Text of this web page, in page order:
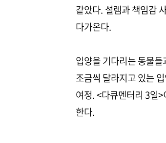
같았다. 설렘과 책임감
다가온다.
입양을 기다리는 동물
조금씩 달라지고 있는
여정. <다큐멘터리 3일
한다.